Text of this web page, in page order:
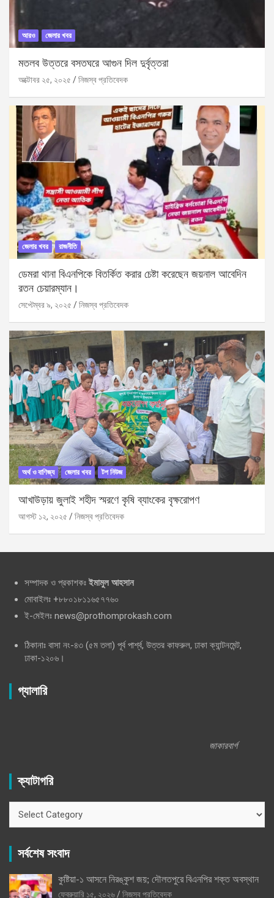
আরও জেলার খবর
মতলব উত্তরে বসতঘরে আগুন দিল দুর্বৃত্তরা
অক্টোবর ২৫, ২০২৫ নিজস্ব প্রতিবেদক
জেলার খবর রাজনীতি
ডেমরা থানা বিএনপিকে বিতর্কিত করার চেষ্টা করেছেন জয়নাল আবেদিন
রতন চেয়ারম্যান।
সেপ্টেম্বর ৯, ২০২৫ নিজস্ব প্রতিবেদক
অর্থ ও বাণিজ্য জেলার খবর টপ নিউজ
আখাউড়ায় জুলাই শহীদ স্মরণে কৃষি ব্যাংকের বৃক্ষরোপণ
আগস্ট ১২, ২০২৫ নিজস্ব প্রতিবেদক
সম্পাদক ও প্রকাশকঃ ইমামুল আহসান
মোবাইলঃ +৮৮০১৮১১৬৫৭৭৬০
ই-মেইলঃ news@prothomprokash.com
ঠিকানাঃ বাসা নং-৪৩ (৫ম তলা) পূর্ব পার্শ্ব, উত্তর কাফরুল, ঢাকা ক্যান্টনমেন্ট,
ঢাকা-১২০৬।
গ্যালারি
জাকারবার্গ
ক্যাটাগরি
সর্বশেষ সংবাদ
কুষ্টিয়া-১ আসনে নিরঙ্কুশ জয়; দৌলতপুরে বিএনপির শক্ত অবস্থান
ফেব্রুয়ারি ১৫, ২০২৬
নিজস্ব প্রতিবেদক